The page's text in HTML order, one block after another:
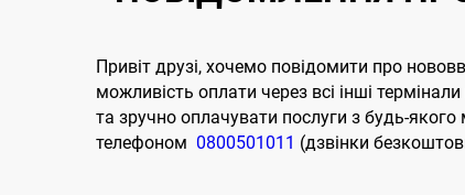
Привіт друзі, хочемо повідомити про
можливість оплати через всі інші
та зручно оплачувати послуги з будь-
телефоном 0800501011 (дзвінки